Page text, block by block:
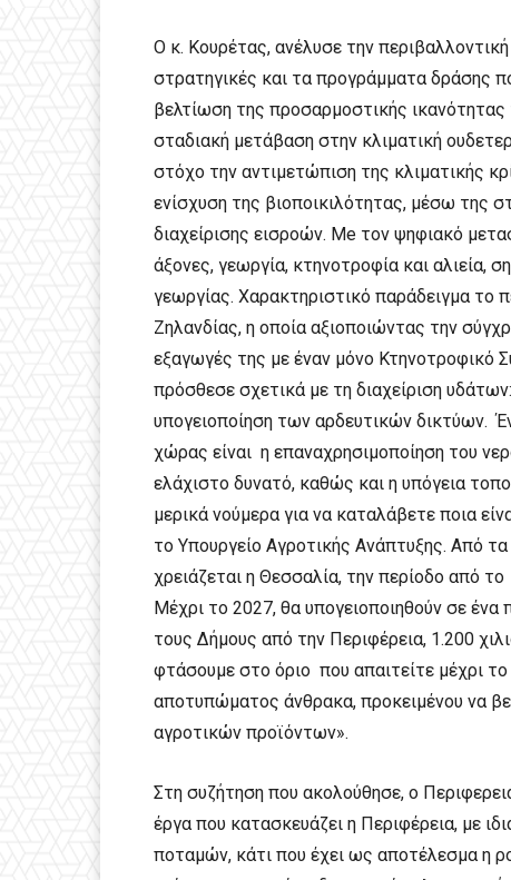
Ο κ. Κουρέτας, ανέλυσε την
στρατηγικές και τα προγράμματα δράσης
βελτίωση της προσαρμοστικής
σταδιακή μετάβαση στην κλιματική
στόχο την αντιμετώπιση της κλιματικής
ενίσχυση της βιοποικιλότητας, μέσω της
διαχείρισης εισροών. Me τον ψηφιακό
άξονες, γεωργία, κτηνοτροφία και αλιεία,
γεωργίας. Χαρακτηριστικό παράδειγμα το
Ζηλανδίας, η οποία αξιοποιώντας την
εξαγωγές της με έναν μόνο Κτηνοτροφικό
πρόσθεσε σχετικά με τη διαχείριση
υπογειοποίηση των αρδευτικών δικτύων.
χώρας είναι η επαναχρησιμοποίηση του
ελάχιστο δυνατό, καθώς και η υπόγεια
μερικά νούμερα για να καταλάβετε ποια
το Υπουργείο Αγροτικής Ανάπτυξης. Από
χρειάζεται η Θεσσαλία, την περίοδο από
Μέχρι το 2027, θα υπογειοποιηθούν σε
τους Δήμους από την Περιφέρεια, 1.200
φτάσουμε στο όριο που απαιτείτε μέχρι
αποτυπώματος άνθρακα, προκειμένου να
αγροτικών προϊόντων».
Στη συζήτηση που ακολούθησε, ο
έργα που κατασκευάζει η Περιφέρεια, με
ποταμών, κάτι που έχει ως αποτέλεσμα η